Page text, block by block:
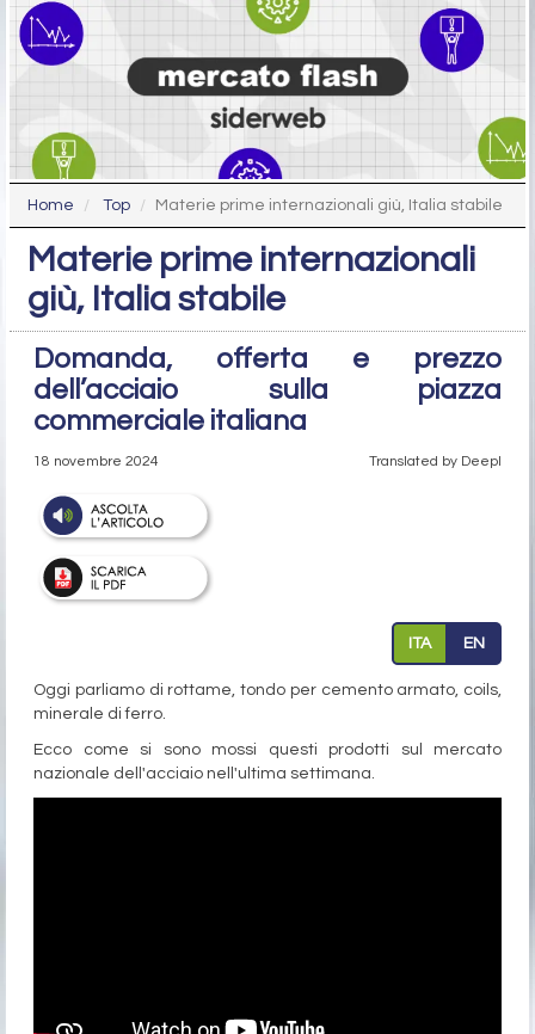
Home Top Materie prime internazionali giù, Italia stabile
Materie prime internazionali
giù, Italia stabile
Domanda, offerta e prezzo
dell’acciaio sulla piazza
commerciale italiana
18 novembre 2024 Translated by Deepl
ITA EN
Oggi parliamo di rottame, tondo per cemento armato, coils,
minerale di ferro.
Ecco come si sono mossi questi prodotti sul mercato
nazionale dell'acciaio nell'ultima settimana.